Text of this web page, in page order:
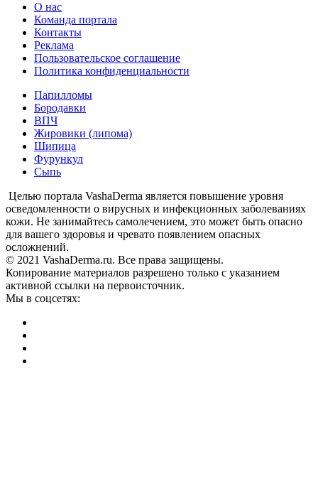
О нас
Команда портала
Контакты
Реклама
Пользовательское соглашение
Политика конфиденциальности
Папилломы
Бородавки
ВПЧ
Жировики (липома)
Шипица
Фурункул
Сыпь
Целью портала VashaDerma является повышение уровня
осведомленности о вирусных и инфекционных заболеваниях
кожи. Не занимайтесь самолечением, это может быть опасно
для вашего здоровья и чревато появлением опасных
осложнений.
© 2021 VashaDerma.ru. Все права защищены.
Копирование материалов разрешено только с указанием
активной ссылки на первоисточник.
Мы в соцсетях: